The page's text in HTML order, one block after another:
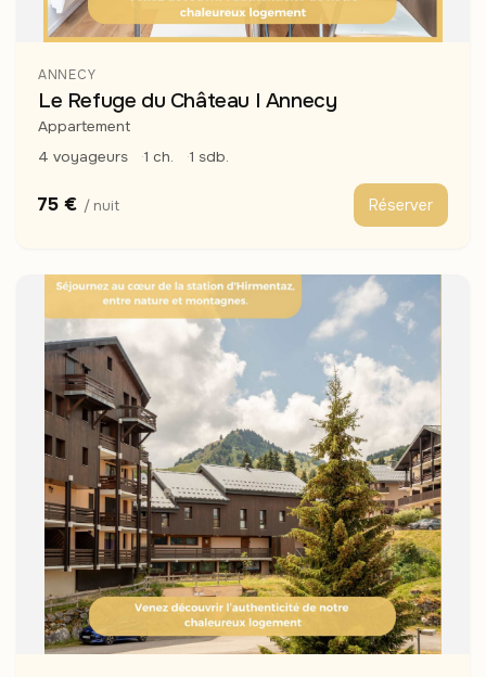
ANNECY
Le Refuge du Château I Annecy
Appartement
4 voyageurs
1 ch. 1 sdb.
75 € / nuit Réserver